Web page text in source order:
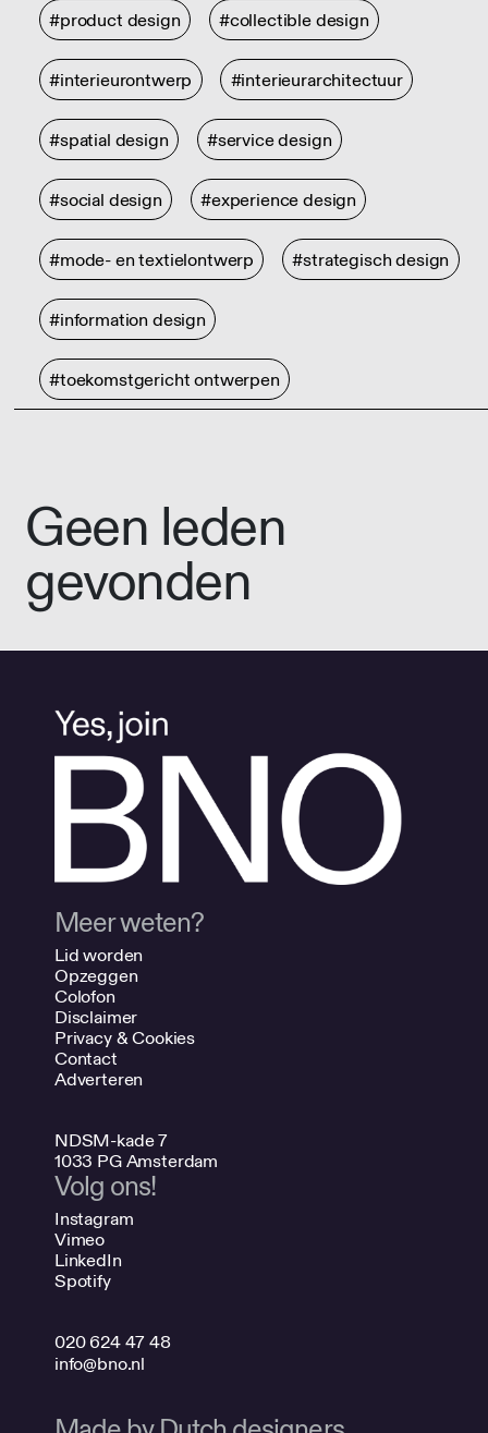
#product design #collectible design
#interieurontwerp #interieurarchitectuur
#spatial design #service design
#social design #experience design
#mode- en textielontwerp #strategisch design
#information design
#toekomstgericht ontwerpen
Geen leden
gevonden
Meer weten?
Lid worden
Opzeggen
Colofon
Disclaimer
Privacy & Cookies
Contact
Adverteren
NDSM-kade 7
1033 PG Amsterdam
Volg ons!
Instagram
Vimeo
LinkedIn
Spotify
020 624 47 48
info@bno.nl